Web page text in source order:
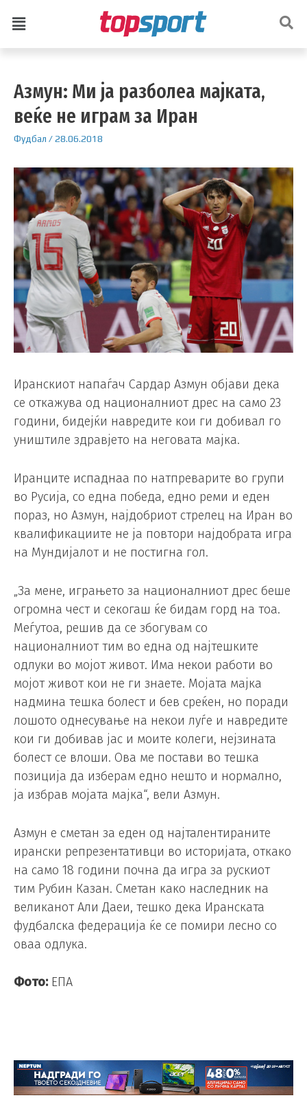
Азмун: Ми ја разболеа мајката,
веќе не играм за Иран
Фудбал /28.06.2018
Иранскиот напаѓач Сардар Азмун објави дека
се откажува од националниот дрес на само 23
години, бидејќи навредите кои ги добивал го
уништиле здравјето на неговата мајка.
Иранците испаднаа по натпреварите во групи
во Русија, со една победа, едно реми и еден
пораз, но Азмун, најдобриот стрелец на Иран во
квалификациите не ја повтори најдобрата игра
на Мундијалот и не постигна гол.
„За мене, играњето за националниот дрес беше
огромна чест и секогаш ќе бидам горд на тоа.
Меѓутоа, решив да се збогувам со
националниот тим во една од најтешките
одлуки во мојот живот. Има некои работи во
мојот живот кои не ги знаете. Мојата мајка
надмина тешка болест и бев среќен, но поради
лошото однесување на некои луѓе и навредите
кои ги добивав јас и моите колеги, нејзината
болест се влоши. Ова ме постави во тешка
позиција да изберам едно нешто и нормално,
ја избрав мојата мајка“, вели Азмун.
Азмун е сметан за еден од најталентираните
ирански репрезентативци во историјата, откако
на само 18 години почна да игра за рускиот
тим Рубин Казан. Сметан како наследник на
великанот Али Даеи, тешко дека Иранската
фудбалска федерација ќе се помири лесно со
оваа одлука.
Фото: ЕПА